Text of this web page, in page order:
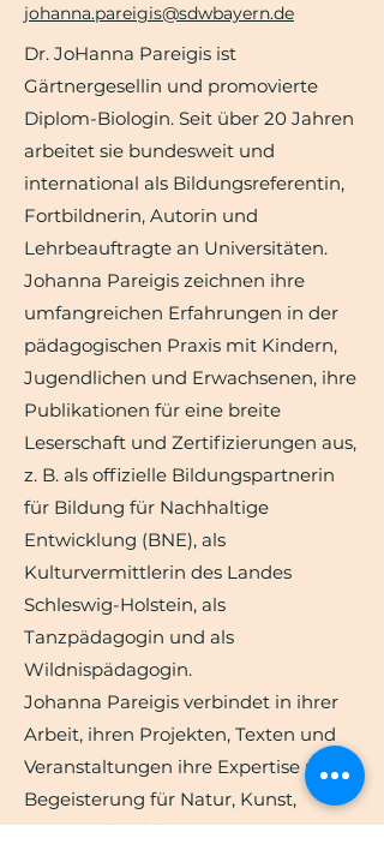
johanna.pareigis@sdwbayern.de
Dr. JoHanna Pareigis ist
Gärtnergesellin und promovierte
Diplom-Biologin. Seit über 20 Jahren
arbeitet sie bundesweit und
international als Bildungsreferentin,
Fortbildnerin, Autorin und
Lehrbeauftragte an Universitäten.
Johanna Pareigis zeichnen ihre
umfangreichen Erfahrungen in der
pädagogischen Praxis mit Kindern,
Jugendlichen und Erwachsenen, ihre
Publikationen für eine breite
Leserschaft und Zertifizierungen aus,
z. B. als offizielle Bildungspartnerin
für Bildung für Nachhaltige
Entwicklung (BNE), als
Kulturvermittlerin des Landes
Schleswig-Holstein, als
Tanzpädagogin und als
Wildnispädagogin.
Johanna Pareigis verbindet in ihrer
Arbeit, ihren Projekten, Texten und
Veranstaltungen ihre Expertise und
Begeisterung für Natur, Kunst,
Pädagogik, Philosophie,